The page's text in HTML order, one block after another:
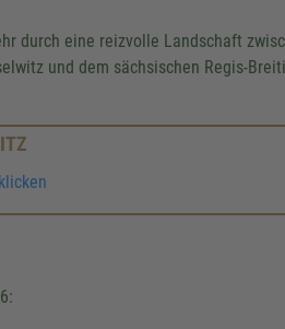
durch eine reizvolle Landschaft
und dem sächsischen Regis-